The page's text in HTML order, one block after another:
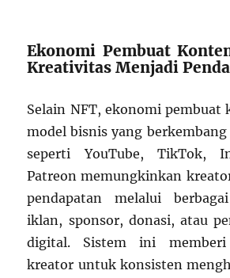
Ekonomi Pembuat
Kreativitas Menjadi
Selain NFT, ekonomi pembuat
model bisnis yang
seperti YouTube, TikTok,
Patreon memungkinkan
pendapatan melalui
iklan, sponsor, donasi, atau
digital. Sistem ini
kreator untuk konsisten